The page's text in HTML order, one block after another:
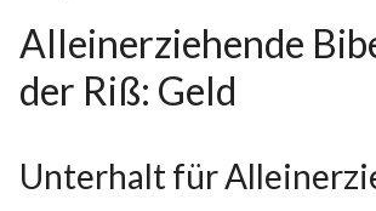
Alleinerziehende
der Riß: Geld
Unterhalt für